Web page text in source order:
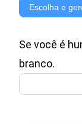
de
para
Cartão
Escolha e
Se você é
branco.